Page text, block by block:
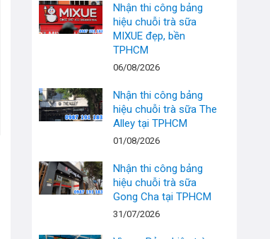
Nhận thi công bảng
hiệu chuỗi trà sữa
MIXUE đẹp, bền
TPHCM
06/08/2026
Nhận thi công bảng
hiệu chuỗi trà sữa The
Alley tại TPHCM
01/08/2026
Nhận thi công bảng
hiệu chuỗi trà sữa
Gong Cha tại TPHCM
31/07/2026